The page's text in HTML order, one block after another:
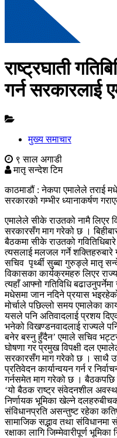
राष्ट्रघाती
गर्न सरकारलाई
मुख्य समाचार
९ साल अगाडी
मातृ सन्देश टिम
काठमाडौं : नेकपा एमालेले तराई
सरकारको गम्भीर ध्यानाकर्षण
एमालेले सीके राउतको नामै लिएर
सरकारसँग माग गरेको छ ।
बैठकमा सीके राउतको
त्यसलाई मलजल गर्ने
सचिव पृर्थ्बी सुब्बा गुरुङ्ले मातृ
विकासका कार्यक्रमहरु लिएर
त्यहाँ आफ्नो गतिविधि
मधेसमा जान नदिने प्रयास
मोर्चाले पछिल्लो समय एमालेका
यसले पनि अतिवादलाई प्रशय
भनेको विखण्डनवादलाई राज्यले
बनेर बस्नु हुँदैन’ एमाले सचिव
घोषणा गर प्रमुख विपक्षी दल
सरकारसँग माग गरेको छ । साथै
प्रतिवेदन कार्यान्वयन गर्न र
गर्नसमेत माग गरेको छ । बैठकपछि
‘यो बैठक राष्ट्र संवेदनशील
निर्णायक भूमिका खेल्ने
संविधानप्रति असन्तुष्ट रहेका
सामाजिक सद्भाव तथा संविधानमा
रक्षाका लागि जिम्मेवारीपूर्ण भूमिका